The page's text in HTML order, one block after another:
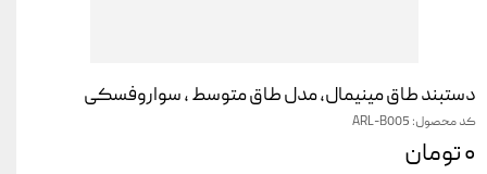
دستبند طاق مینیمال، مدل طاق متوسط ، سواروفسکی
کد محصول: ARL-B005
۰ تومان